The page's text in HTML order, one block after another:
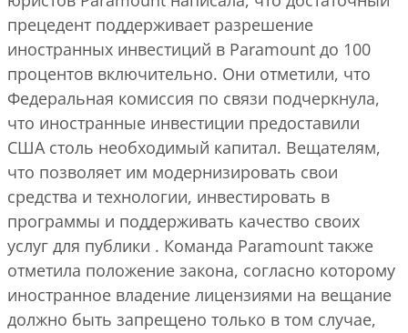
прецедент поддерживает разрешение
иностранных инвестиций в Paramount до 100
процентов включительно. Они отметили, что
Федеральная комиссия по связи подчеркнула,
что иностранные инвестиции предоставили
США столь необходимый капитал. Вещателям,
что позволяет им модернизировать свои
средства и технологии, инвестировать в
программы и поддерживать качество своих
услуг для публики . Команда Paramount также
отметила положение закона, согласно которому
иностранное владение лицензиями на вещание
должно быть запрещено только в том случае,